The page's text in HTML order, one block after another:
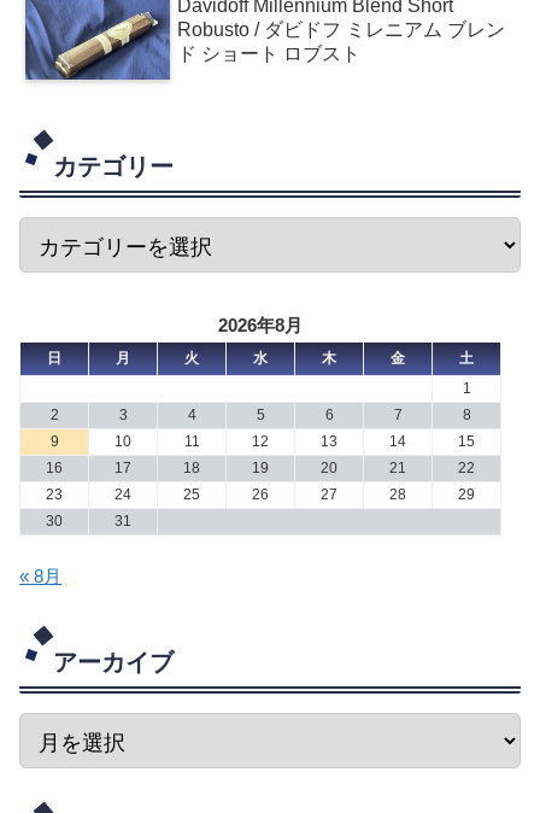
Davidoff Millennium Blend Short
Robusto / ダビドフ ミレニアム ブレン
ド ショート ロブスト
カテゴリー
2026年8月
日 月 火 水 木 金
土
1
2
3 4 5 6 7
8
9
10 11 12 13 14
15
16
17 18 19 20 21
22
23
24 25 26 27 28
29
30
31
« 8月
アーカイブ